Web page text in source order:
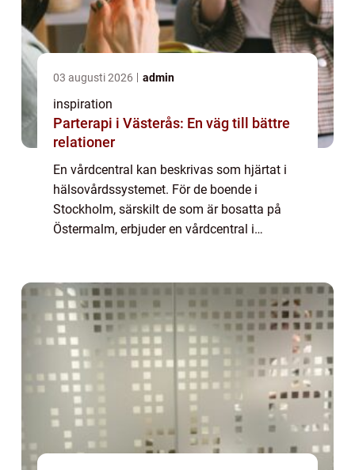
03 augusti 2026 admin
inspiration
Parterapi i Västerås: En väg till bättre
relationer
En vårdcentral kan beskrivas som hjärtat i
hälsovårdssystemet. För de boende i
Stockholm, särskilt de som är bosatta på
Östermalm, erbjuder en vårdcentral i